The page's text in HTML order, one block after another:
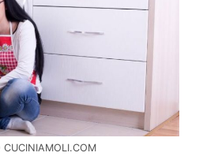
CUCINIAMOLI.COM